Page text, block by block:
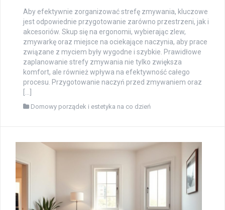
Aby efektywnie zorganizować strefę zmywania, kluczowe
jest odpowiednie przygotowanie zarówno przestrzeni, jak i
akcesoriów. Skup się na ergonomii, wybierając zlew,
zmywarkę oraz miejsce na ociekające naczynia, aby prace
związane z myciem były wygodne i szybkie. Prawidłowe
zaplanowanie strefy zmywania nie tylko zwiększa
komfort, ale również wpływa na efektywność całego
procesu. Przygotowanie naczyń przed zmywaniem oraz
[…]
Domowy porządek i estetyka na co dzień